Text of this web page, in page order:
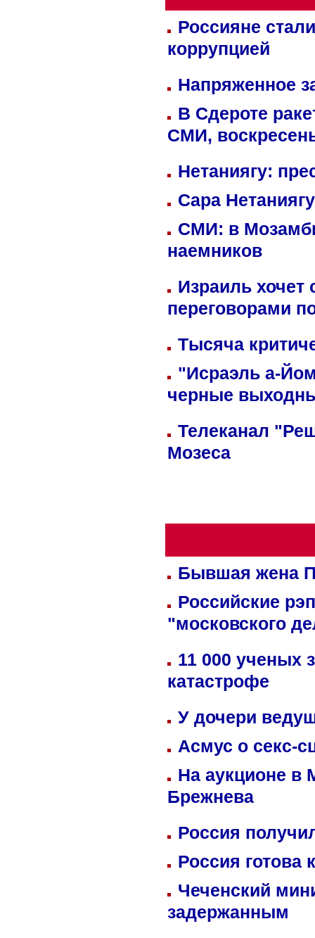
Россияне
коррупцией
Напряженное
В Сдероте
СМИ,
Нетаниягу:
Сара
СМИ: в
наемников
Израиль хочет
переговорами
Тысяча
"Исраэль а-
черные
Телеканал
Мозеса
Бывшая жена
Российские
"московского
11 000 ученых
катастрофе
У дочери
Асмус о секс-
На аукционе в
Брежнева
Россия
Россия готова
Чеченский
задержанным